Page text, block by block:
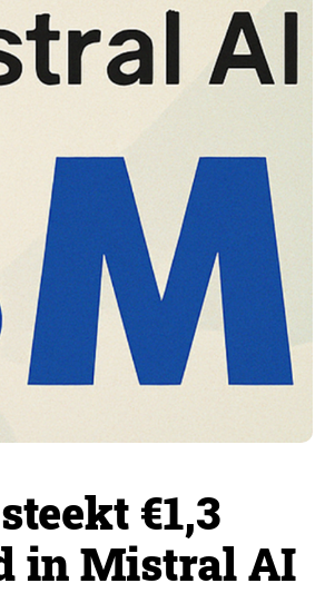
€1,3
in Mistral AI